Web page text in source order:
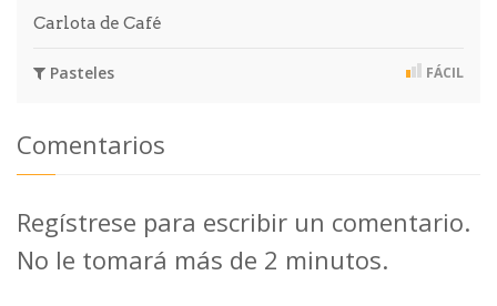
Carlota de Café
Pasteles FÁCIL
Comentarios
Regístrese para escribir un comentario.
No le tomará más de 2 minutos.